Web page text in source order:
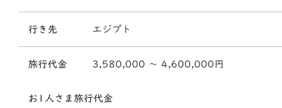
行き先 エジプト
旅行代金 3,580,000 〜 4,600,000円
お1人さま旅行代金